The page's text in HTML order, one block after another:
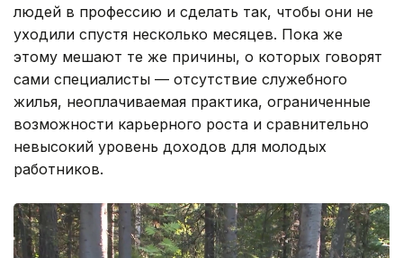
людей в профессию и сделать так, чтобы они не
уходили спустя несколько месяцев. Пока же
этому мешают те же причины, о которых говорят
сами специалисты — отсутствие служебного
жилья, неоплачиваемая практика, ограниченные
возможности карьерного роста и сравнительно
невысокий уровень доходов для молодых
работников.